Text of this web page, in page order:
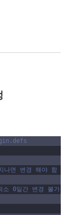
나면 변경 해야 함
0일간 변경 불가.